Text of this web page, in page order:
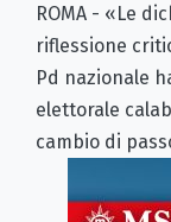
ROMA - «Le
riflessione
Pd nazionale
elettorale
cambio di